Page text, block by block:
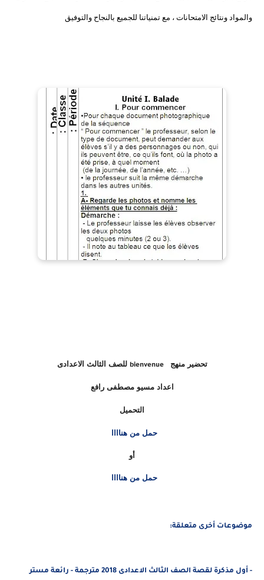
والمواد ونتائج الامتحانات ، مع تمنياتنا للجميع بالنجاح والتوفيق
تحضير منهج bienvenue للصف الثالث الاعدادى
اعداد مسيو مصطفى رافع
التحميل
حمل من هناااا
أو
حمل من هناااا
موضوعات أخرى متعلقة:
- أول مذكرة لقصة الصف الثالث الاعدادى 2018 مترجمة - رائعة مستر